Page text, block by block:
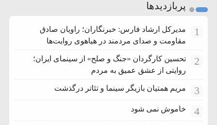
پربازدیدها
1
مدیرکل ارشاد فارس: خبرنگاران؛ راویان صادق
مقاومت و صدای مردمند در هیاهوی روایت‌ها
2
تحسین کارگردان «جنگ و صلح» از سینمای ایران؛
روایتی از عشق عمیق به مردم
3 مریم همتیان بازیگر سینما و تئاتر درگذشت
4 خاموش نمی شود